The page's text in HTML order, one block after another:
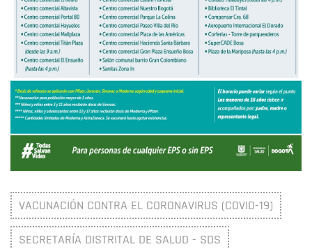
VACUNACIÓN CONTRA EL CORONAVIRUS (COVID-19)
SECRETARÍA DISTRITAL DE SALUD - SDS